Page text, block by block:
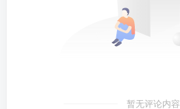
暂无评论内容